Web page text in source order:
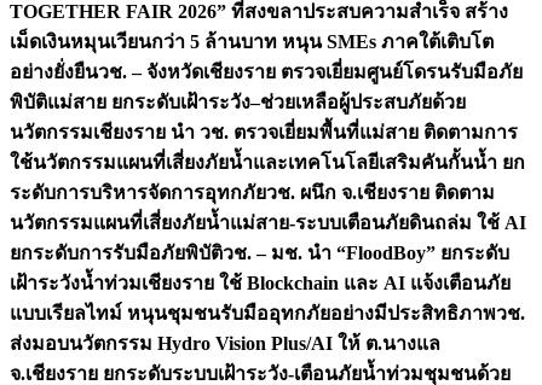
TOGETHER FAIR 2026” ที่สงขลาประสบความสำเร็จ สร้าง
เม็ดเงินหมุนเวียนกว่า 5 ล้านบาท หนุน SMEs ภาคใต้เติบโต
อย่างยั่งยืนวช. – จังหวัดเชียงราย ตรวจเยี่ยมศูนย์โดรนรับมือภัย
พิบัติแม่สาย ยกระดับเฝ้าระวัง–ช่วยเหลือผู้ประสบภัยด้วย
นวัตกรรมเชียงราย นำ วช. ตรวจเยี่ยมพื้นที่แม่สาย ติดตามการ
ใช้นวัตกรรมแผนที่เสี่ยงภัยน้ำและเทคโนโลยีเสริมคันกั้นน้ำ ยก
ระดับการบริหารจัดการอุทกภัยวช. ผนึก จ.เชียงราย ติดตาม
นวัตกรรมแผนที่เสี่ยงภัยน้ำแม่สาย-ระบบเตือนภัยดินถล่ม ใช้ AI
ยกระดับการรับมือภัยพิบัติวช. – มช. นำ “FloodBoy” ยกระดับ
เฝ้าระวังน้ำท่วมเชียงราย ใช้ Blockchain และ AI แจ้งเตือนภัย
แบบเรียลไทม์ หนุนชุมชนรับมืออุทกภัยอย่างมีประสิทธิภาพวช.
ส่งมอบนวัตกรรม Hydro Vision Plus/AI ให้ ต.นางแล
จ.เชียงราย ยกระดับระบบเฝ้าระวัง-เตือนภัยน้ำท่วมชุมชนด้วย